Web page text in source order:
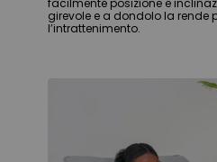
facilmente posizione e
girevole e a dondolo la rende
l’intrattenimento.